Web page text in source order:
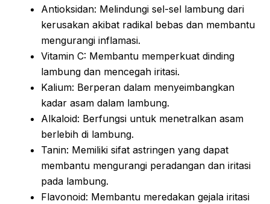
Antioksidan: Melindungi sel-sel lambung dari
kerusakan akibat radikal bebas dan membantu
mengurangi inflamasi.
Vitamin C: Membantu memperkuat dinding
lambung dan mencegah iritasi.
Kalium: Berperan dalam menyeimbangkan
kadar asam dalam lambung.
Alkaloid: Berfungsi untuk menetralkan asam
berlebih di lambung.
Tanin: Memiliki sifat astringen yang dapat
membantu mengurangi peradangan dan iritasi
pada lambung.
Flavonoid: Membantu meredakan gejala iritasi